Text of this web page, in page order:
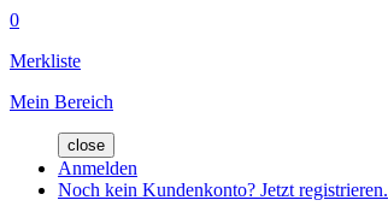
0
Merkliste
Mein Bereich
close
Anmelden
Noch kein Kundenkonto? Jetzt registrieren.